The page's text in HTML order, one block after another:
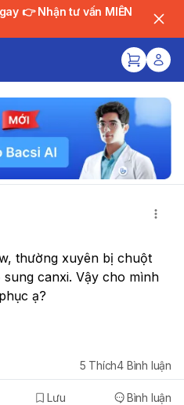
MIỄN
thường xuyên bị chuột
canxi. Vậy cho mình
ạ?
Lưu Bình luận
5 Thích4 Bình luận